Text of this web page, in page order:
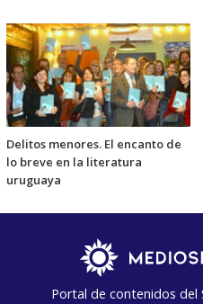
Delitos menores. El encanto de
lo breve en la literatura
uruguaya
Portal de contenidos del